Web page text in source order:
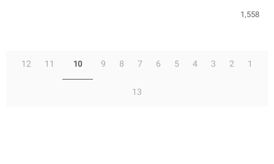
1,558
1
2
3
4
5
6
7
8
9
10
11
12
13